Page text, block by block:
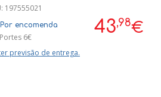
43,98€
197555021
Por encomenda
Portes 6€
previsão de entrega.